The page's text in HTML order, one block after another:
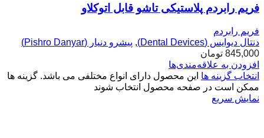
فریم رابردم پلاستیکی تاشو قابل اتوکلاو
فریم رابردم
دنتال دیوایس (Dental Devices)
, پیشرو دنیار (Pishro Danyar)
845,000 تومان
افزودن به علاقه‌مندی‌ها
انتخاب گزینه ها این محصول دارای انواع مختلفی می باشد. گزینه ها
ممکن است در صفحه محصول انتخاب شوند
نمایش سریع